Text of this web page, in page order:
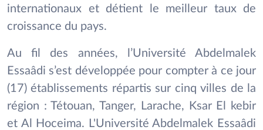
internationaux et détient le meilleur taux de
croissance du pays.
Au fil des années, l’Université Abdelmalek
Essaâdi s’est développée pour compter à ce jour
(17) établissements répartis sur cinq villes de la
région : Tétouan, Tanger, Larache, Ksar El kebir
et Al Hoceima. L'Université Abdelmalek Essaâdi